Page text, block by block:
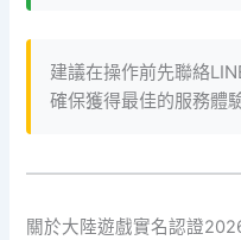
建議在操作前先聯絡
確保獲得最佳的服務體
關於大陸遊戲實名認證